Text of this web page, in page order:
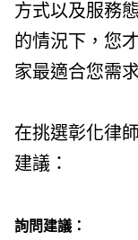
方式以及服務
的情況下，您
家最適合您需
在挑選彰化律
建議：
詢問建議：